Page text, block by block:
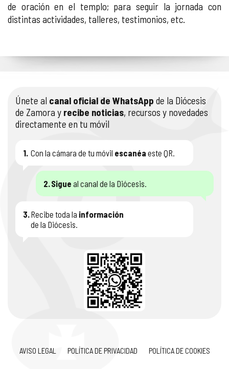
de oración en el templo; para seguir la jornada con
distintas actividades, talleres, testimonios, etc.
Únete al canal oficial de WhatsApp de la Diócesis
de Zamora y recibe noticias, recursos y novedades
directamente en tu móvil
1. Con la cámara de tu móvil escanéa este QR.
2.Sigue al canal de la Diócesis.
3.Recibe toda la información
de la Diócesis.
AVISO LEGAL POLÍTICA DE PRIVACIDAD POLÍTICA DE COOKIES